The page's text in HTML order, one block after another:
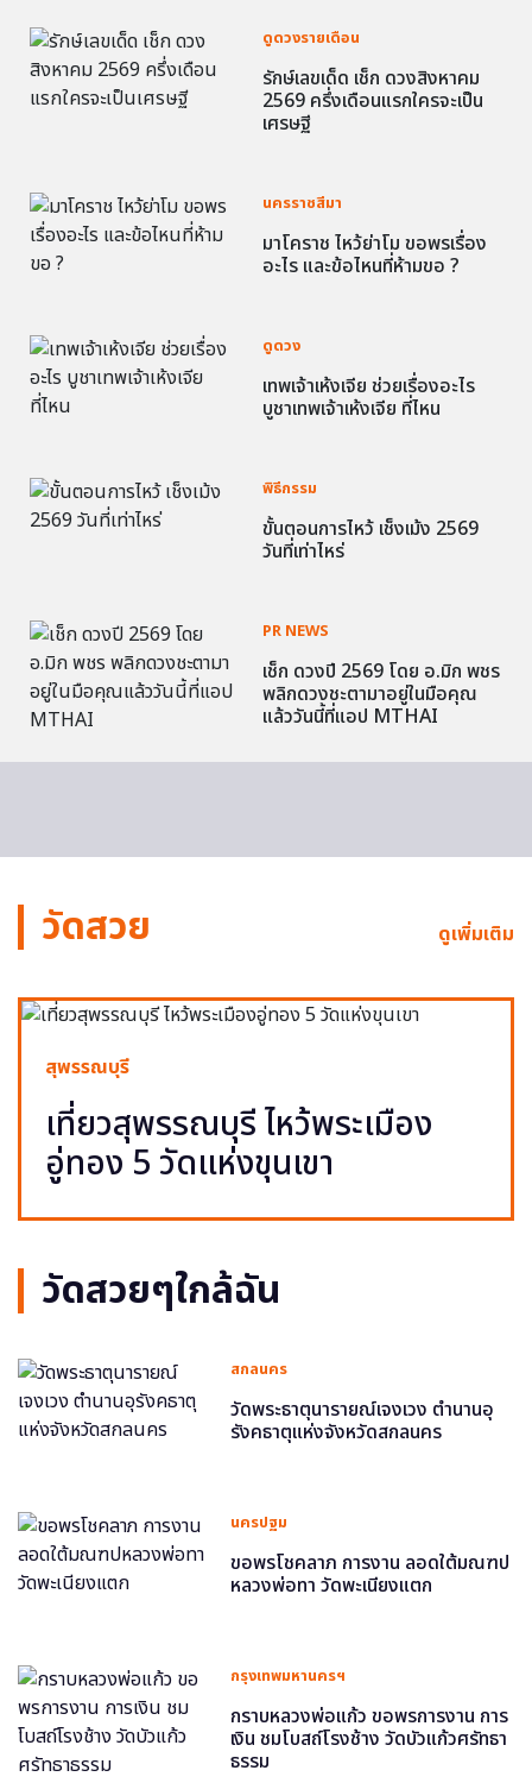
ดูดวงรายเดือน
รักษ์เลขเด็ด เช็ก ดวงสิงหาคม
2569 ครึ่งเดือนแรกใครจะเป็น
เศรษฐี
นครราชสีมา
มาโคราช ไหว้ย่าโม ขอพรเรื่อง
อะไร และข้อไหนที่ห้ามขอ ?
ดูดวง
เทพเจ้าเห้งเจีย ช่วยเรื่องอะไร
บูชาเทพเจ้าเห้งเจีย ที่ไหน
พิธีกรรม
ขั้นตอนการไหว้ เช็งเม้ง 2569
วันที่เท่าไหร่
PR NEWS
เช็ก ดวงปี 2569 โดย อ.มิก พชร
พลิกดวงชะตามาอยู่ในมือคุณ
แล้ววันนี้ที่แอป MTHAI
วัดสวย ดูเพิ่มเติม
สุพรรณบุรี
เที่ยวสุพรรณบุรี ไหว้พระเมือง
อู่ทอง 5 วัดแห่งขุนเขา
วัดสวยๆใกล้ฉัน
สกลนคร
วัดพระธาตุนารายณ์เจงเวง ตำนานอุ
รังคธาตุแห่งจังหวัดสกลนคร
นครปฐม
ขอพรโชคลาภ การงาน ลอดใต้มณฑป
หลวงพ่อทา วัดพะเนียงแตก
กรุงเทพมหานครฯ
กราบหลวงพ่อแก้ว ขอพรการงาน การ
เงิน ชมโบสถ์โรงช้าง วัดบัวแก้วศรัทธา
ธรรม